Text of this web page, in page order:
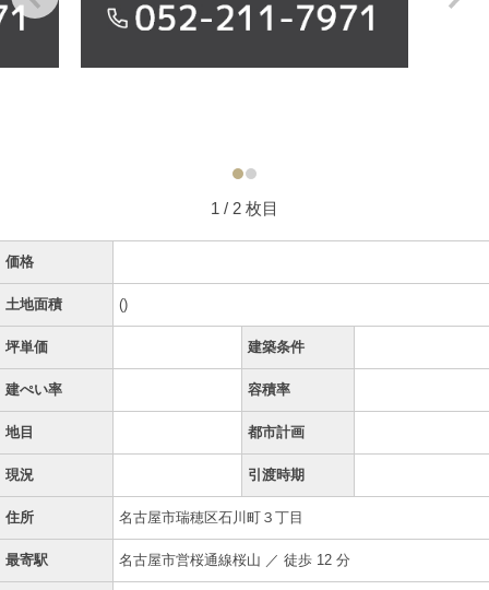
1 / 2 枚目
価格
土地面積 ()
坪単価 建築条件
建ぺい率 容積率
地目 都市計画
現況 引渡時期
住所 名古屋市瑞穂区石川町３丁目
最寄駅 名古屋市営桜通線桜山 ／ 徒歩 12 分